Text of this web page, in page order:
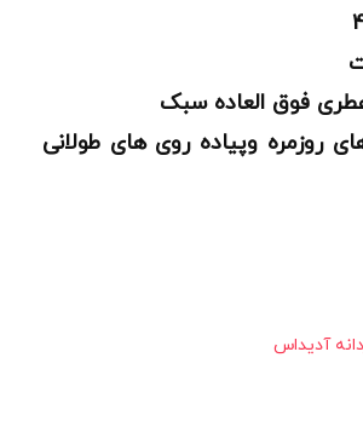
روزمره وپیاده روی های طولانی
آدیداس